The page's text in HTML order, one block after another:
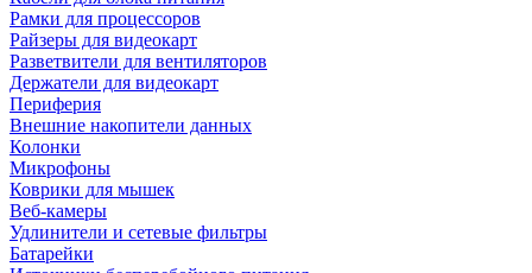
Рамки для процессоров
Райзеры для видеокарт
Разветвители для вентиляторов
Держатели для видеокарт
Периферия
Внешние накопители данных
Колонки
Микрофоны
Коврики для мышек
Веб-камеры
Удлинители и сетевые фильтры
Батарейки